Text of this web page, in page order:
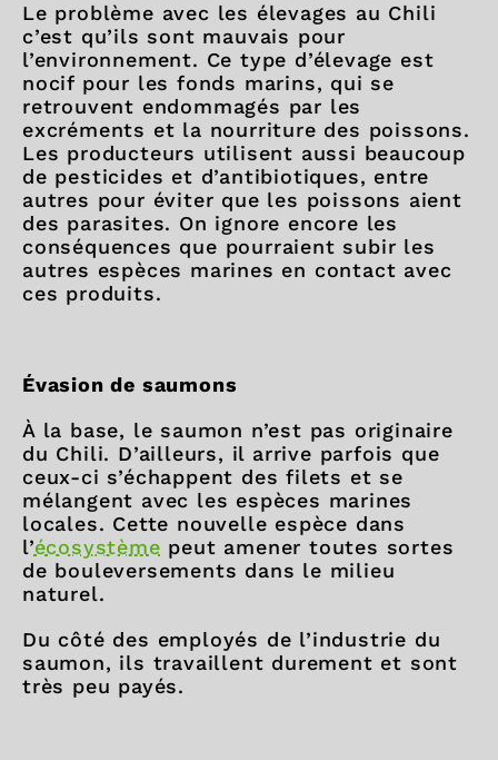
Le problème avec les élevages au Chili
c’est qu’ils sont mauvais pour
l’environnement. Ce type d’élevage est
nocif pour les fonds marins, qui se
retrouvent endommagés par les
excréments et la nourriture des poissons.
Les producteurs utilisent aussi beaucoup
de pesticides et d’antibiotiques, entre
autres pour éviter que les poissons aient
des parasites. On ignore encore les
conséquences que pourraient subir les
autres espèces marines en contact avec
ces produits.
Évasion de saumons
À la base, le saumon n’est pas originaire
du Chili. D’ailleurs, il arrive parfois que
ceux-ci s’échappent des filets et se
mélangent avec les espèces marines
locales. Cette nouvelle espèce dans
l’écosystème peut amener toutes sortes
de bouleversements dans le milieu
naturel.
Du côté des employés de l’industrie du
saumon, ils travaillent durement et sont
très peu payés.